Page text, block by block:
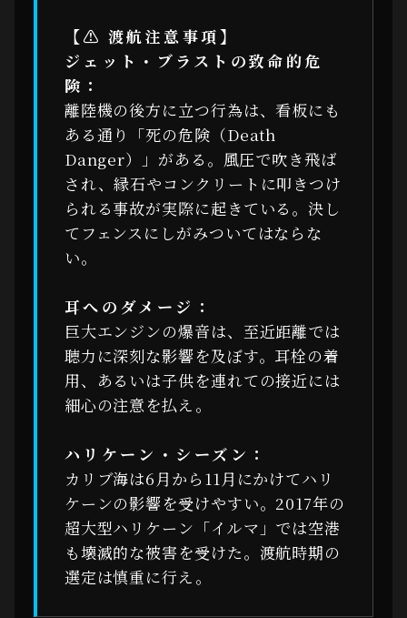
【⚠ 渡航注意事項】
ジェット・ブラストの致命的危
険：
離陸機の後方に立つ行為は、看板にも
ある通り「死の危険（Death
Danger）」がある。風圧で吹き飛ば
され、縁石やコンクリートに叩きつけ
られる事故が実際に起きている。決し
てフェンスにしがみついてはならな
い。
耳へのダメージ：
巨大エンジンの爆音は、至近距離では
聴力に深刻な影響を及ぼす。耳栓の着
用、あるいは子供を連れての接近には
細心の注意を払え。
ハリケーン・シーズン：
カリブ海は6月から11月にかけてハリ
ケーンの影響を受けやすい。2017年の
超大型ハリケーン「イルマ」では空港
も壊滅的な被害を受けた。渡航時期の
選定は慎重に行え。